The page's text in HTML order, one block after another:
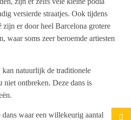
versierde straatjes. Ook tijdens
zijn er door heel Barcelona grotere
waar soms zeer beroemde artiesten
kan natuurlijk de traditionele
niet ontbreken. Deze dans is
dans waar een willekeurig aantal